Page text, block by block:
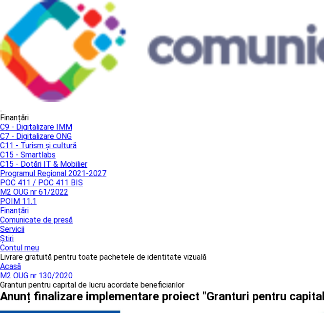
Finanțări
C9 - Digitalizare IMM
C7 - Digitalizare ONG
C11 - Turism și cultură
C15 - Smartlabs
C15 - Dotări IT & Mobilier
Programul Regional 2021-2027
POC 411 / POC 411 BIS
M2 OUG nr 61/2022
POIM 11.1
Finanțări
Comunicate de presă
Servicii
Știri
Contul meu
Livrare gratuită pentru toate pachetele de identitate vizuală
Acasă
M2 OUG nr 130/2020
Granturi pentru capital de lucru acordate beneficiarilor
Anunț finalizare implementare proiect "Granturi pentru